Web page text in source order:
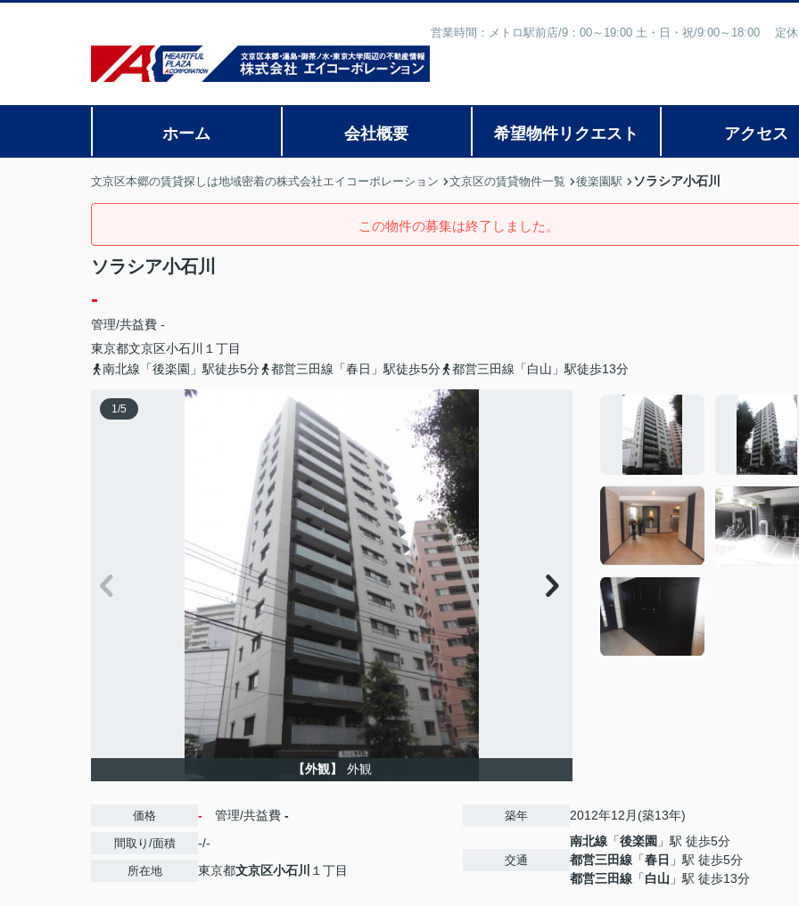
営業時間：メトロ駅前店/9：00～19:00 土・日・祝/9:00～18:00 定
ホーム 会社概要 希望物件リクエスト アクセス
文京区本郷の賃貸探しは地域密着の株式会社エイコーポレーション 文京区の賃貸物件一覧 後楽園駅 ソラシア小石川
この物件の募集は終了しました。
ソラシア小石川
-
管理/共益費 -
東京都文京区小石川
１丁目
南北線「後楽園」駅徒歩5分
都営三田線「春日」駅徒歩5分 都営三田線「白山」駅徒歩13分
1/5
【外観】 外観
価格 - 管理/共益費 -
間取り/面積 -/-
所在地 東京都文京区小石川 １丁目
築年 2012年12月(築13年)
交通
南北線 「後楽園 」駅 徒歩5分
都営三田線 「春日 」駅 徒歩5分
都営三田線 「白山 」駅 徒歩13分